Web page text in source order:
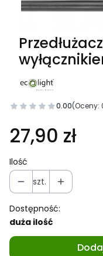
0.00(Oceny:
27,90 zł
Ilość
szt.
Dostępność:
duża ilość